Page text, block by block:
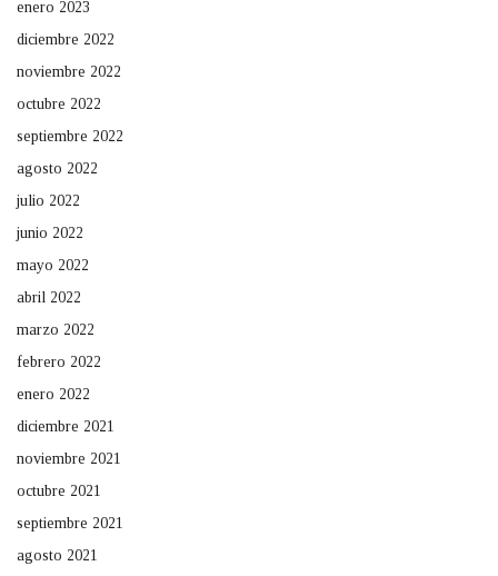
enero 2023
diciembre 2022
noviembre 2022
octubre 2022
septiembre 2022
agosto 2022
julio 2022
junio 2022
mayo 2022
abril 2022
marzo 2022
febrero 2022
enero 2022
diciembre 2021
noviembre 2021
octubre 2021
septiembre 2021
agosto 2021